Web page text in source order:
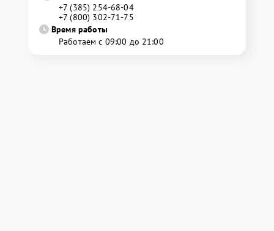
+7 (385) 254-68-04
+7 (800) 302-71-75
Время работы
Работаем с 09:00 до 21:00